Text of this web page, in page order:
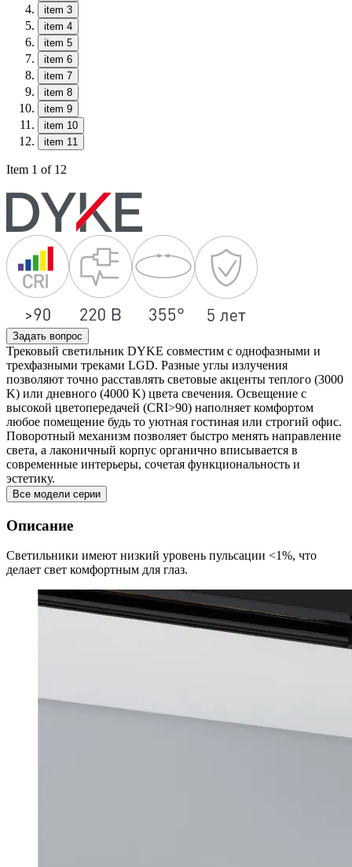
item 3
item 4
item 5
item 6
item 7
item 8
item 9
item 10
item 11
Item 1 of 12
Задать вопрос
Трековый светильник DYKE совместим с однофазными и
трехфазными треками LGD. Разные углы излучения
позволяют точно расставлять световые акценты теплого (3000
K) или дневного (4000 K) цвета свечения. Освещение с
высокой цветопередачей (CRI>90) наполняет комфортом
любое помещение будь то уютная гостиная или строгий офис.
Поворотный механизм позволяет быстро менять направление
света, а лаконичный корпус органично вписывается в
современные интерьеры, сочетая функциональность и
эстетику.
Все модели серии
Описание
Светильники имеют низкий уровень пульсации <1%, что
делает свет комфортным для глаз.